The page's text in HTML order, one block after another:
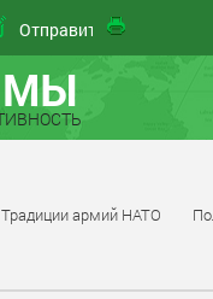
Отправить
МЫ
Традиции армий НАТО